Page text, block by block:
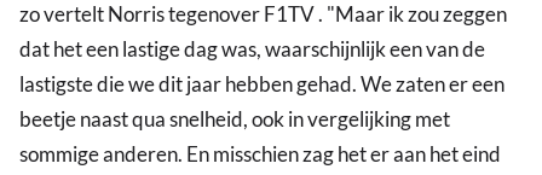
zo vertelt Norris tegenover F1TV . "Maar ik zou zeggen
dat het een lastige dag was, waarschijnlijk een van de
lastigste die we dit jaar hebben gehad. We zaten er een
beetje naast qua snelheid, ook in vergelijking met
sommige anderen. En misschien zag het er aan het eind